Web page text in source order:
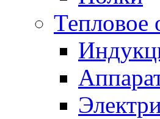
Тепловое